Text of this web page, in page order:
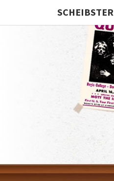
SCHEIBSTER